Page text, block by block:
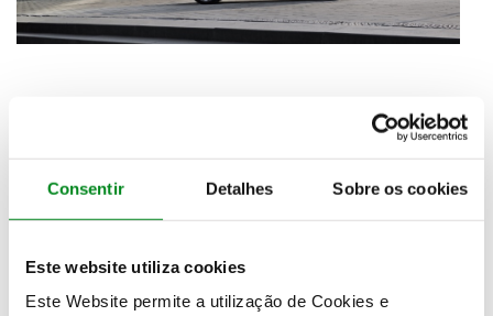
Consentir Detalhes Sobre os cookies
Este website utiliza cookies
Este Website permite a utilização de Cookies e
A Hyundai deu recentemente início às pré-vendas
do Hyundai Kauai eas 100 primeiras unidades já
disponível na rede de concessionários da marca
lançamento oficial do novo elemento da gama SUV